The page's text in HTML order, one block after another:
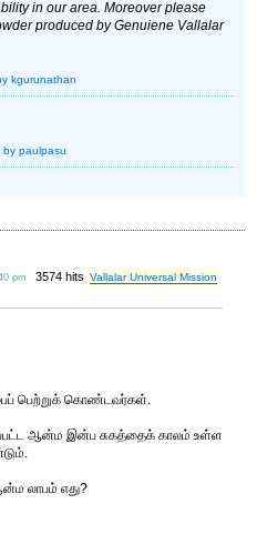
in our area. Moreover please
produced by Genuiene Vallalar
kgurunathan
by paulpasu
pm 3574 hits Vallalar Universal Mission
பெற்றுக் கொண்டவர்கள்.
ஆன்ம இன்ப சுகத்தைக் காலம் உள்ள
லாபம் எது?